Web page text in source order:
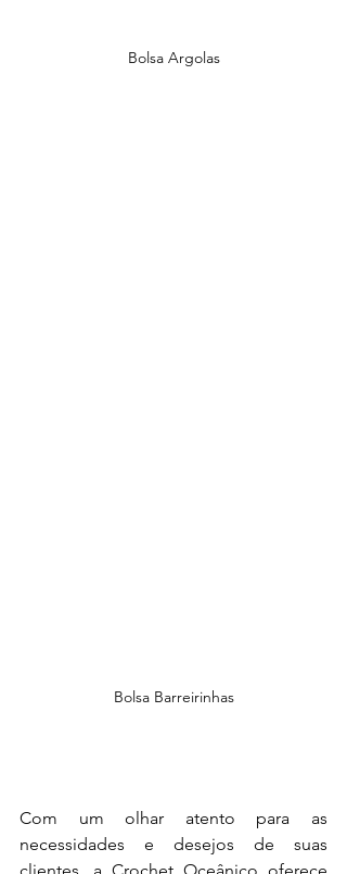
Bolsa Argolas
Bolsa Barreirinhas
Com um olhar atento para as
necessidades e desejos de suas